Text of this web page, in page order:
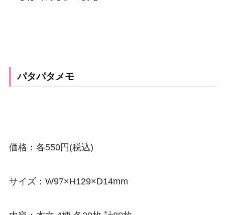
パタパタメモ
価格：各550円(税込)
サイズ：W97×H129×D14mm